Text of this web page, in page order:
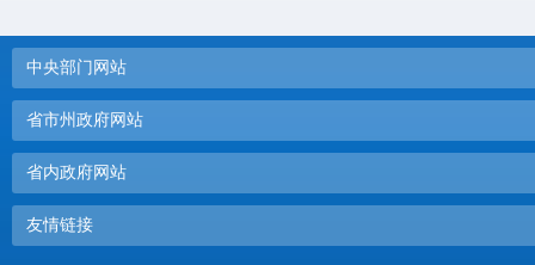
中央部门网站
省市州政府网站
省内政府网站
友情链接